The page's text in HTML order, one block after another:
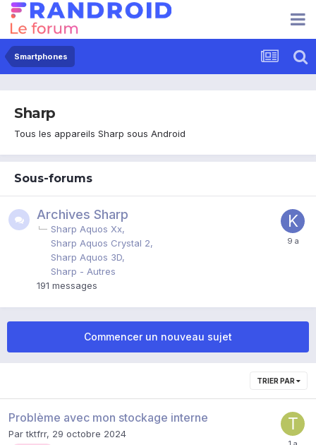
Smartphones
Sharp
Tous les appareils Sharp sous Android
Sous-forums
Archives Sharp
Sharp Aquos Xx
Sharp Aquos Crystal 2
Sharp Aquos 3D
Sharp - Autres
191 messages
Commencer un nouveau sujet
TRIER PAR
Problème avec mon stockage interne
Partktfrr, 29 octobre 2024